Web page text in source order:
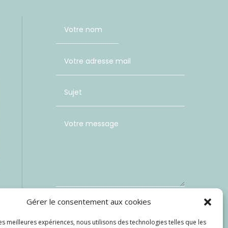
Gérer le consentement aux cookies
meilleures expériences, nous utilisons des technologies telles que les